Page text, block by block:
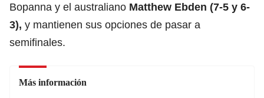
Bopanna y el australiano Matthew Ebden (7-5 y 6-
3), y mantienen sus opciones de pasar a
semifinales.
Más información